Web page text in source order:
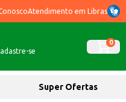
Atendimento em Libras
se
0
Super Ofertas